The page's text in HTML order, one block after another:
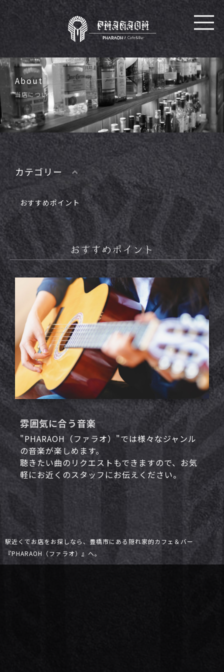
About
当店について
カテゴリー
おすすめポイント
おすすめポイント
雰囲気に合う音楽
"PHARAOH（ファラオ）"では様々なジャンル
の音楽が楽しめます。
聴きたい曲のリクエストもできますので、お気
軽にお近くのスタッフにお伝えください。
駅近くでお店をお探しなら、豊橋市にある隠れ家的カフェ＆バー
『PHARAOH（ファラオ）』へ。